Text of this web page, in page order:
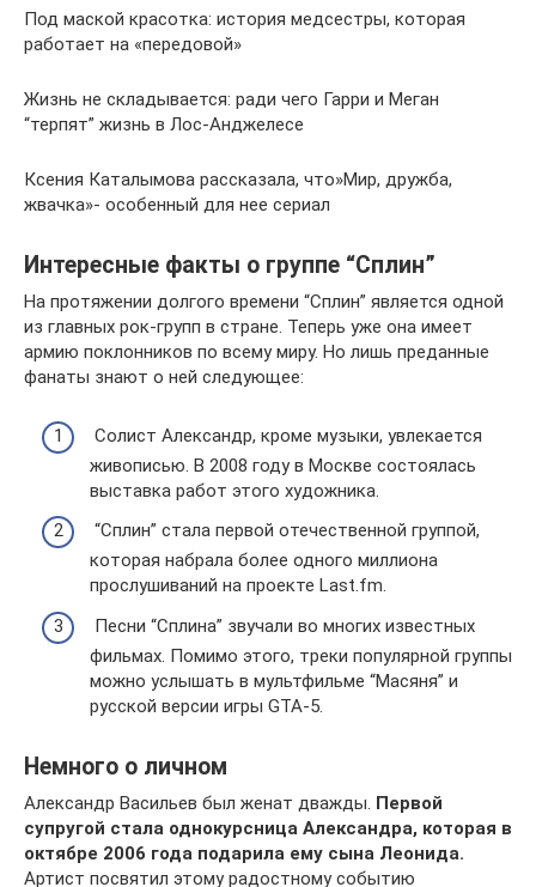
Под маской красотка: история медсестры, которая
работает на «передовой»
Жизнь не складывается: ради чего Гарри и Меган
“терпят” жизнь в Лос-Анджелесе
Ксения Каталымова рассказала, что»Мир, дружба,
жвачка»- особенный для нее сериал
Интересные факты о группе “Сплин”
На протяжении долгого времени “Сплин” является одной
из главных рок-групп в стране. Теперь уже она имеет
армию поклонников по всему миру. Но лишь преданные
фанаты знают о ней следующее:
Солист Александр, кроме музыки, увлекается
живописью. В 2008 году в Москве состоялась
выставка работ этого художника.
“Сплин” стала первой отечественной группой,
которая набрала более одного миллиона
прослушиваний на проекте Last.fm.
Песни “Сплина” звучали во многих известных
фильмах. Помимо этого, треки популярной группы
можно услышать в мультфильме “Масяня” и
русской версии игры GTA-5.
Немного о личном
Александр Васильев был женат дважды. Первой
супругой стала однокурсница Александра, которая в
октябре 2006 года подарила ему сына Леонида.
Артист посвятил этому радостному событию